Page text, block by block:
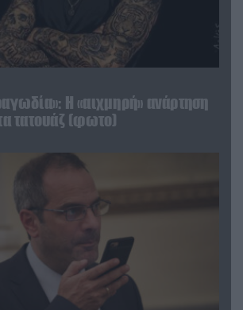
Η «αιχμηρή» ανάρτηση
τατουάζ (φωτο)